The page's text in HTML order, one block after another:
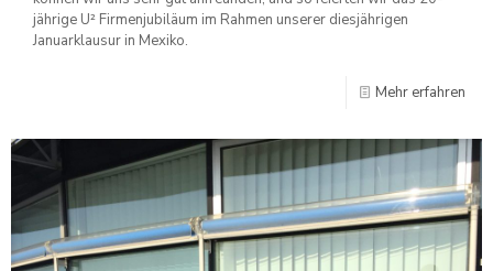
jährige U² Firmenjubiläum im Rahmen unserer diesjährigen
Januarklausur in Mexiko.
Mehr erfahren